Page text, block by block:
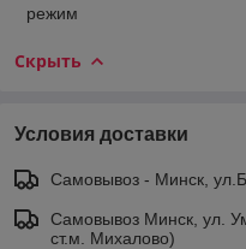
режим
Скрыть
Условия доставки
Самовывоз - Минск,
Самовывоз Минск, ул.
ст.м. Михалово)